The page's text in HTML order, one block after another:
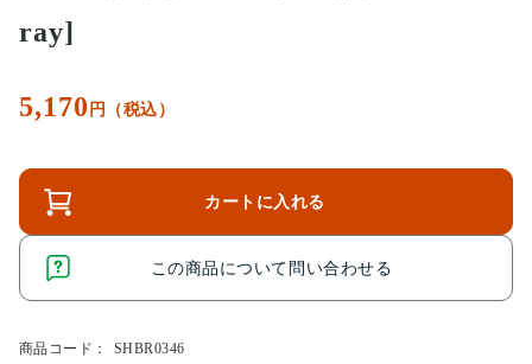
ray]
5,170 円（税込）
カートに入れる
この商品について問い合わせる
商品コード：
SHBR0346